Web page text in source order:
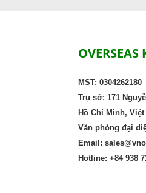
OVERSEAS
MST: 0304262180
Trụ sở: 171
Hồ Chí Minh, Việt
Văn phòng đại
Email:
Hotline: +84 938